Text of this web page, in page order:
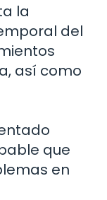
la
del
así como
que
en